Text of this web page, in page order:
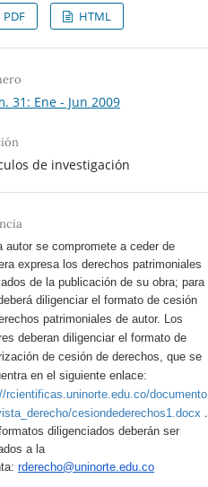
PDF HTML
31: Ene - Jun 2009
de investigación
autor se compromete a ceder de
expresa los derechos patrimoniales
de la publicación de su obra; para
diligenciar el formato de cesión
patrimoniales de autor.
Los
deberan diligenciar el formato de
de cesión de derechos, que se
en el siguiente enlace:
rcientificas.uninorte.edu.co/documento
cesiondederechos1.docx .
formatos diligenciados deberán ser
a la
rderecho@uninorte.edu.co